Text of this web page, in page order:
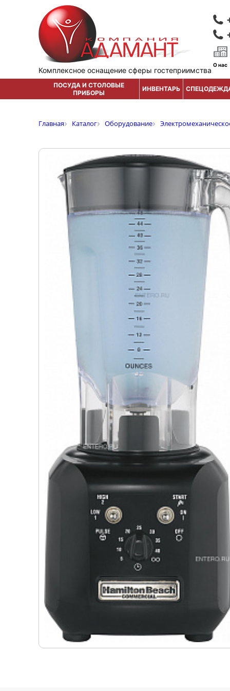
Комплексное оснащение сферы гостеприимства
О нас
ПОСУДА И СТОЛОВЫЕ
ПРИБОРЫ
ИНВЕНТАРЬ
Главная Каталог Оборудование